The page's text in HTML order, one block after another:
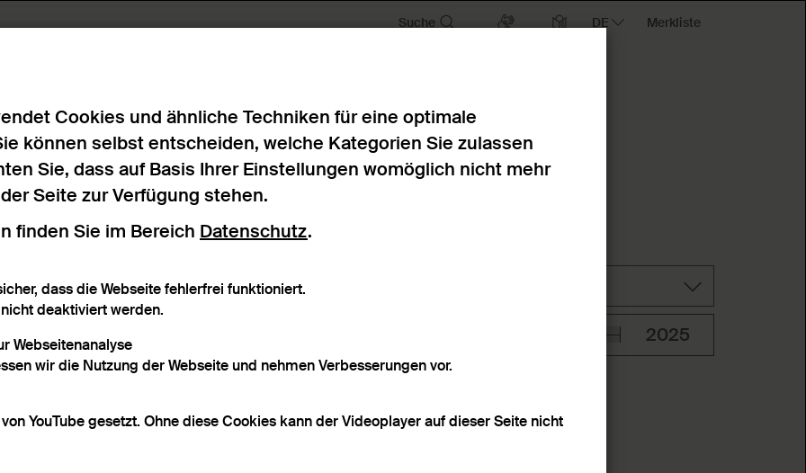
Suche Merkliste
Bezug Material
Cookies und ähnliche Techniken für eine optimale
können selbst entscheiden, welche Kategorien Sie zulassen
Sie, dass auf Basis Ihrer Einstellungen womöglich nicht mehr
Seite zur Verfügung stehen.
finden Sie im Bereich Datenschutz.
dass die Webseite fehlerfrei funktioniert.
deaktiviert werden.
Webseitenanalyse
wir die Nutzung der Webseite und nehmen Verbesserungen vor.
YouTube gesetzt. Ohne diese Cookies kann der Videoplayer auf dieser Seite nicht